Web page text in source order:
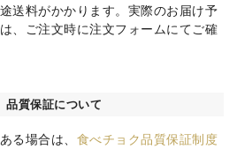
送料がかかります。実際のお届け予
、ご注文時に注文フォームにてご確
品質保証について
る場合は、 食べチョク品質保証制度